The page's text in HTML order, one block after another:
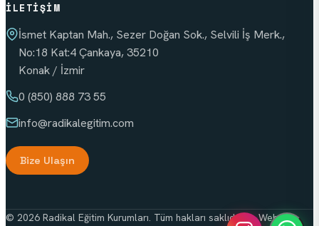
İLETIŞIM
İsmet Kaptan Mah., Sezer Doğan Sok., Selvili İş Merk.,
No:18 Kat:4 Çankaya, 35210
Konak / İzmir
0 (850) 888 73 55
info@radikalegitim.com
Bize Ulaşın
© 2026 Radikal Eğitim Kurumları. Tüm hakları saklıdır. — Web